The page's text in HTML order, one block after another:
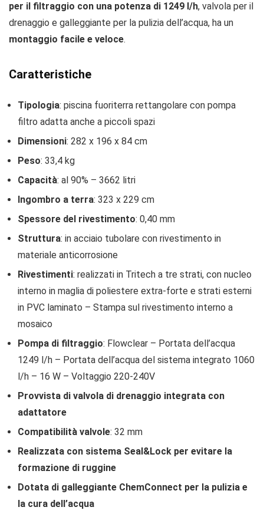
per il filtraggio con una potenza di 1249 l/h, valvola per il
drenaggio e galleggiante per la pulizia dell’acqua, ha un
montaggio facile e veloce.
Caratteristiche
Tipologia: piscina fuoriterra rettangolare con pompa
filtro adatta anche a piccoli spazi
Dimensioni: 282 x 196 x 84 cm
Peso: 33,4 kg
Capacità: al 90% – 3662 litri
Ingombro a terra: 323 x 229 cm
Spessore del rivestimento: 0,40 mm
Struttura: in acciaio tubolare con rivestimento in
materiale anticorrosione
Rivestimenti: realizzati in Tritech a tre strati, con nucleo
interno in maglia di poliestere extra-forte e strati esterni
in PVC laminato – Stampa sul rivestimento interno a
mosaico
Pompa di filtraggio: Flowclear – Portata dell’acqua
1249 l/h – Portata dell’acqua del sistema integrato 1060
l/h – 16 W – Voltaggio 220-240V
Provvista di valvola di drenaggio integrata con
adattatore
Compatibilità valvole: 32 mm
Realizzata con sistema Seal&Lock per evitare la
formazione di ruggine
Dotata di galleggiante ChemConnect per la pulizia e
la cura dell’acqua